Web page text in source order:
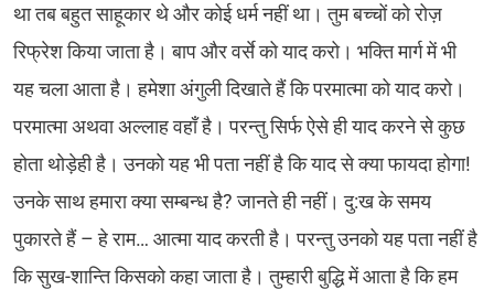
था तब बहुत साहूकार थे और कोई धर्म नहीं था। तुम बच्चों को रोज़
रिफ्रेश किया जाता है। बाप और वर्से को याद करो। भक्ति मार्ग में भी
यह चला आता है। हमेशा अंगुली दिखाते हैं कि परमात्मा को याद करो।
परमात्मा अथवा अल्लाह वहाँ है। परन्तु सिर्फ ऐसे ही याद करने से कुछ
होता थोड़ेही है। उनको यह भी पता नहीं है कि याद से क्या फायदा होगा!
उनके साथ हमारा क्या सम्बन्ध है? जानते ही नहीं। दु:ख के समय
पुकारते हैं – हे राम… आत्मा याद करती है। परन्तु उनको यह पता नहीं है
कि सुख-शान्ति किसको कहा जाता है। तुम्हारी बुद्धि में आता है कि हम